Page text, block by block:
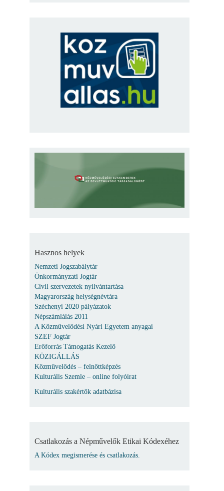
Hasznos helyek
Nemzeti Jogszabálytár
Önkormányzati Jogtár
Civil szervezetek nyilvántartása
Magyarország helységnévtára
Széchenyi 2020 pályázatok
Népszámlálás 2011
A Közművelődési Nyári Egyetem anyagai
SZEF Jogtár
Erőforrás Támogatás Kezelő
KÖZIGÁLLÁS
Közművelődés – felnőttképzés
Kulturális Szemle – online folyóirat
Kulturális szakértők adatbázisa
Csatlakozás a Népművelők Etikai Kódexéhez
A Kódex megismerése és csatlakozás.